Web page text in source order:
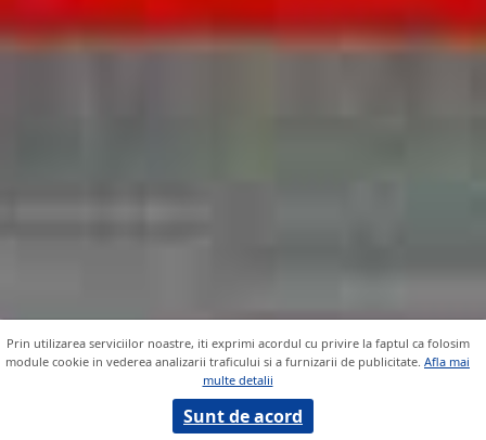
Prin utilizarea serviciilor noastre, iti exprimi acordul cu privire la faptul ca folosim
module cookie in vederea analizarii traficului si a furnizarii de publicitate. Afla mai
multe detalii
Sunt de acord